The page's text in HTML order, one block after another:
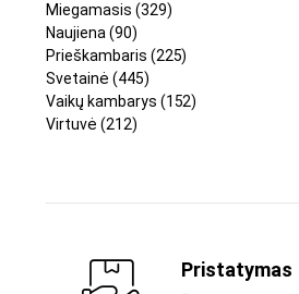
Miegamasis (329)
Naujiena (90)
Prieškambaris (225)
Svetainė (445)
Vaikų kambarys (152)
Virtuvė (212)
Pristatymas